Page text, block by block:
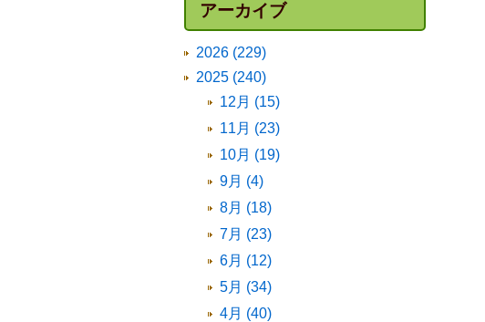
アーカイブ
2026 (229)
2025 (240)
12月 (15)
11月 (23)
10月 (19)
9月 (4)
8月 (18)
7月 (23)
6月 (12)
5月 (34)
4月 (40)